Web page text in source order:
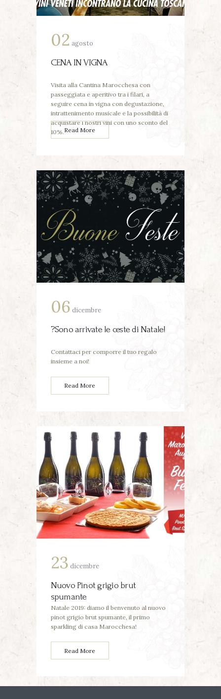
02 agosto
CENA IN VIGNA
Visita alla Cantina Marocchesa con
passeggiata e aperitivo tra i filari, a
seguire cena in vigna con degustazione,
intrattenimento musicale e la possibilità di
acquistare i nostri vini con uno sconto del
10%.Read More
06 dicembre
?Sono arrivate le ceste di Natale!
Contattaci per comporre il tuo regalo
insieme a noi!
Read More
23 dicembre
Nuovo Pinot grigio brut
spumante
Natale 2019: diamo il benvenuto al nuovo
pinot grigio brut spumante, il primo
sparkling di casa Marocchesa!
Read More